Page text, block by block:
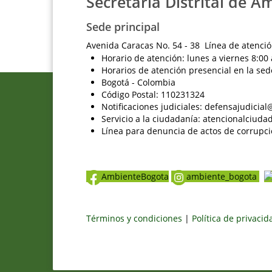
Sede principal
Avenida Caracas No. 54 - 38 Línea de
Horario de atención: lunes a viernes 8:00
Horarios de atención presencial en la
Bogotá - Colombia
Código Postal: 110231324
Notificaciones judiciales:
Servicio a la ciudadanía:
Línea para denuncia de actos de
AmbienteBogota ambiente_bogota
Términos y condiciones | Política de